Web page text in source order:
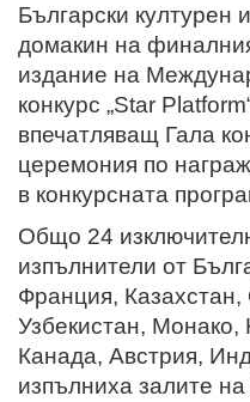
Български културен
домакин на
издание на
конкурс „Star
впечатляващ Гала
церемония по
в конкурсната
Общо 24
изпълнители от
Франция,
Узбекистан, Монако,
Канада, Австрия,
изпълниха залите